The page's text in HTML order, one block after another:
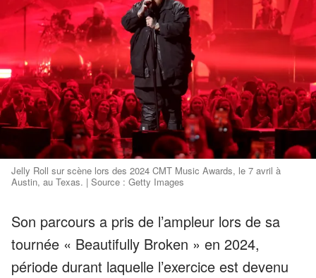
Jelly Roll sur scène lors des 2024 CMT Music Awards, le 7 avril à
Austin, au Texas. | Source : Getty Images
Son parcours a pris de l’ampleur lors de sa
tournée « Beautifully Broken » en 2024,
période durant laquelle l’exercice est devenu